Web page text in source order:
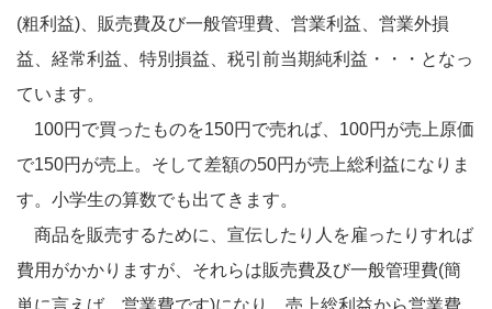
(粗利益)、販売費及び一般管理費、営業利益、営業外損
益、経常利益、特別損益、税引前当期純利益・・・となっ
ています。
100円で買ったものを150円で売れば、100円が売上原価
で150円が売上。そして差額の50円が売上総利益になりま
す。小学生の算数でも出てきます。
商品を販売するために、宣伝したり人を雇ったりすれば
費用がかかりますが、それらは販売費及び一般管理費(簡
単に言えば、営業費です)になり、売上総利益から営業費